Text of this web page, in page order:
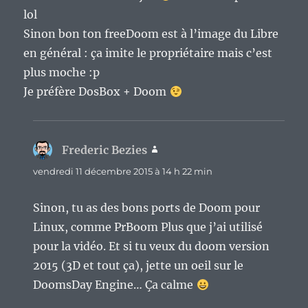
lol
Sinon bon ton freeDoom est à l’image du Libre
en général : ça imite le propriétaire mais c’est
plus moche :p
Je préfère DosBox + Doom
Frederic Bezies
vendredi 11 décembre 2015 à 14 h 22 min
Sinon, tu as des bons ports de Doom pour
Linux, comme PrBoom Plus que j’ai utilisé
pour la vidéo. Et si tu veux du doom version
2015 (3D et tout ça), jette un oeil sur le
DoomsDay Engine… Ça calme